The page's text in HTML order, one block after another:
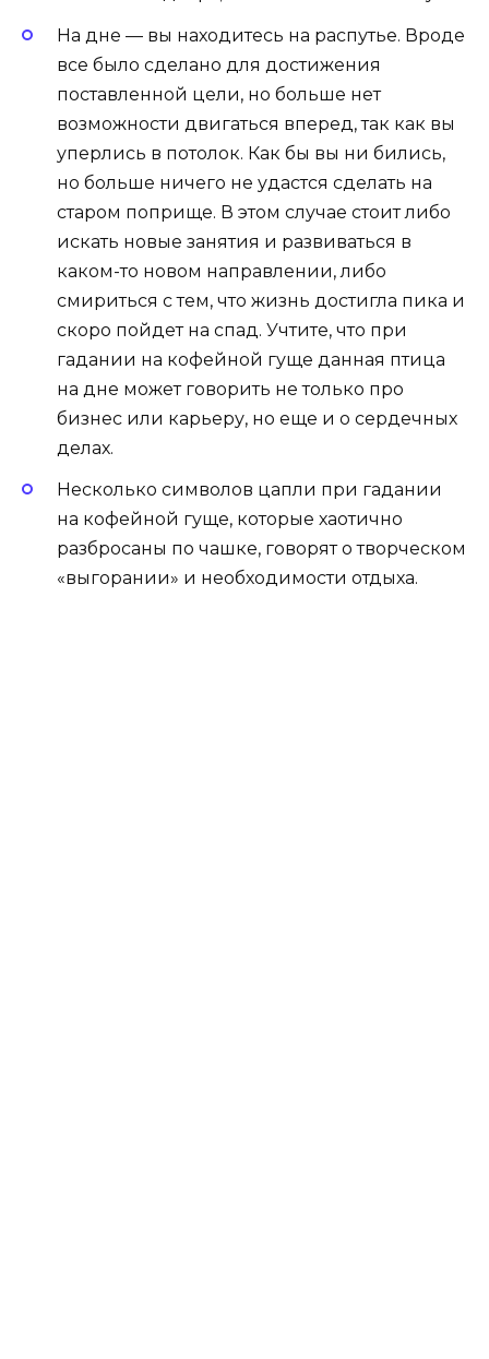
На дне — вы находитесь на распутье. Вроде
все было сделано для достижения
поставленной цели, но больше нет
возможности двигаться вперед, так как вы
уперлись в потолок. Как бы вы ни бились,
но больше ничего не удастся сделать на
старом поприще. В этом случае стоит либо
искать новые занятия и развиваться в
каком-то новом направлении, либо
смириться с тем, что жизнь достигла пика и
скоро пойдет на спад. Учтите, что при
гадании на кофейной гуще данная птица
на дне может говорить не только про
бизнес или карьеру, но еще и о сердечных
делах.
Несколько символов цапли при гадании
на кофейной гуще, которые хаотично
разбросаны по чашке, говорят о творческом
«выгорании» и необходимости отдыха.